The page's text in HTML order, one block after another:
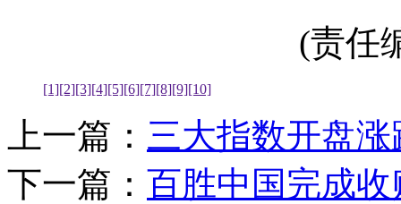
(责任
[1][2][3][4][5][6][7][8][9][10]
上一篇： 三大指数开盘
下一篇： 百胜中国完成